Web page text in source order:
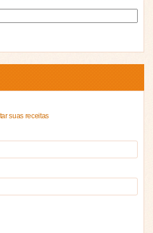
suas receitas